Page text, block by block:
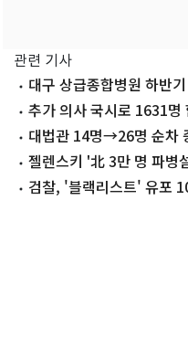
관련 기사
대구 상급종합병원 하반
세 이어질까
추가 의사 국시로 1631
대법관 14명→26명 순차
다 젤렌스키 '北 3만 명 파병
능성검찰, '블랙리스트' 유포